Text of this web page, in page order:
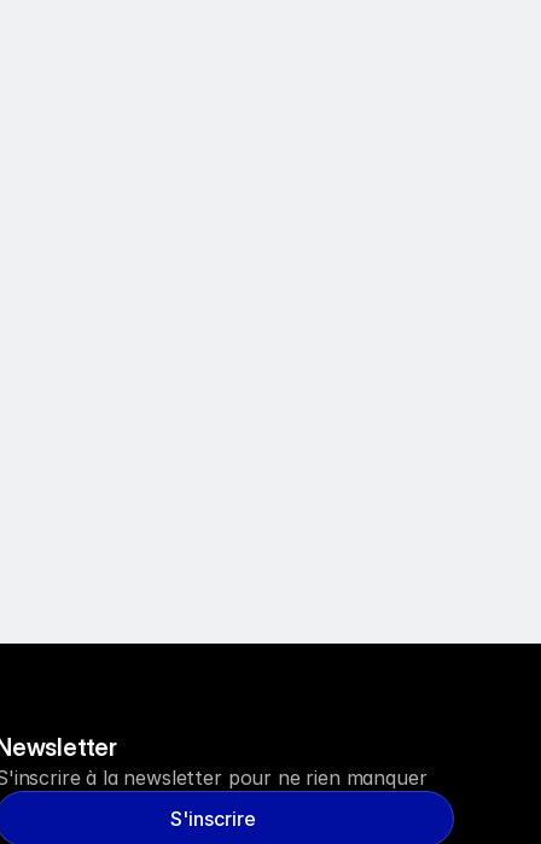
à la newsletter pour ne rien manquer
S'inscrire